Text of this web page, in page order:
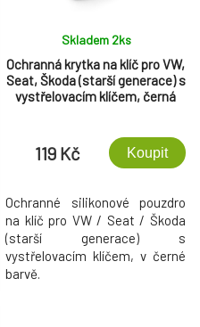
Ochranná krytka na klíč pro VW,
Seat, Škoda (starší generace) s
vystřelovacím klíčem, černá
Skladem 2ks
119 Kč Koupit
Ochranné silikonové pouzdro
na klíč pro VW / Seat / Škoda
(starší generace) s
vystřelovacím klíčem, v černé
barvě.